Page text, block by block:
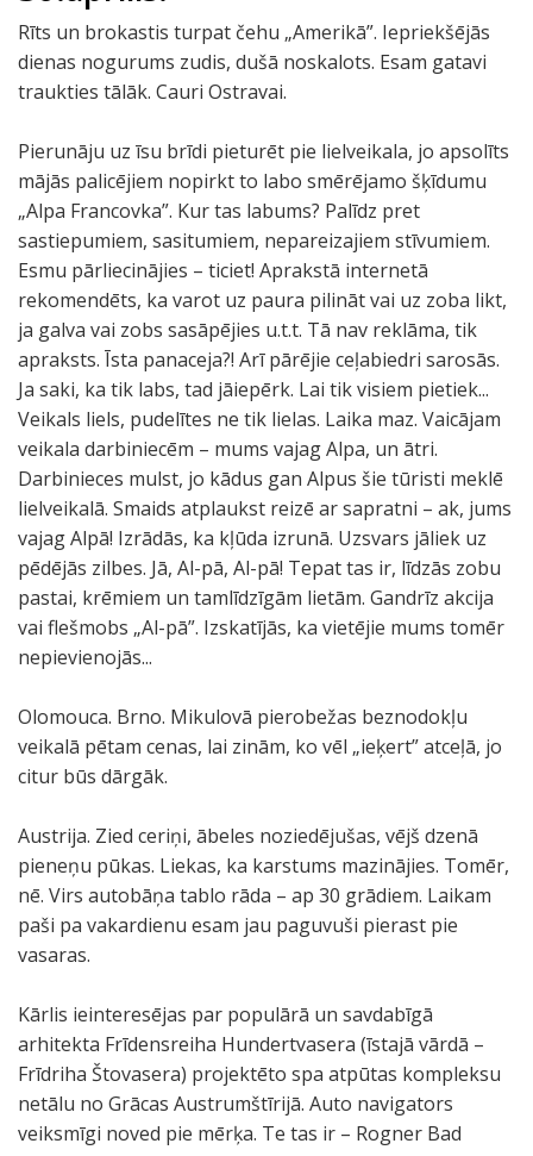
Rīts un brokastis turpat čehu „Amerikā”. Iepriekšējās
dienas nogurums zudis, dušā noskalots. Esam gatavi
traukties tālāk. Cauri Ostravai.
Pierunāju uz īsu brīdi pieturēt pie lielveikala, jo apsolīts
mājās palicējiem nopirkt to labo smērējamo šķīdumu
„Alpa Francovka”. Kur tas labums? Palīdz pret
sastiepumiem, sasitumiem, nepareizajiem stīvumiem.
Esmu pārliecinājies – ticiet! Aprakstā internetā
rekomendēts, ka varot uz paura pilināt vai uz zoba likt,
ja galva vai zobs sasāpējies u.t.t. Tā nav reklāma, tik
apraksts. Īsta panaceja?! Arī pārējie ceļabiedri sarosās.
Ja saki, ka tik labs, tad jāiepērk. Lai tik visiem pietiek...
Veikals liels, pudelītes ne tik lielas. Laika maz. Vaicājam
veikala darbiniecēm – mums vajag Alpa, un ātri.
Darbinieces mulst, jo kādus gan Alpus šie tūristi meklē
lielveikalā. Smaids atplaukst reizē ar sapratni – ak, jums
vajag Alpā! Izrādās, ka kļūda izrunā. Uzsvars jāliek uz
pēdējās zilbes. Jā, Al-pā, Al-pā! Tepat tas ir, līdzās zobu
pastai, krēmiem un tamlīdzīgām lietām. Gandrīz akcija
vai flešmobs „Al-pā”. Izskatījās, ka vietējie mums tomēr
nepievienojās...
Olomouca. Brno. Mikulovā pierobežas beznodokļu
veikalā pētam cenas, lai zinām, ko vēl „ieķert” atceļā, jo
citur būs dārgāk.
Austrija. Zied ceriņi, ābeles noziedējušas, vējš dzenā
pieneņu pūkas. Liekas, ka karstums mazinājies. Tomēr,
nē. Virs autobāņa tablo rāda – ap 30 grādiem. Laikam
paši pa vakardienu esam jau paguvuši pierast pie
vasaras.
Kārlis ieinteresējas par populārā un savdabīgā
arhitekta Frīdensreiha Hundertvasera (īstajā vārdā –
Frīdriha Štovasera) projektēto spa atpūtas kompleksu
netālu no Grācas Austrumštīrijā. Auto navigators
veiksmīgi noved pie mērķa. Te tas ir – Rogner Bad